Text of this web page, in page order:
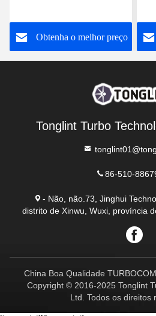
Obtenha o melhor preço
Tonglint Turbo
86-510-
- Não, não.73, Jinghui
distrito de Xinwu, Wuxi, província
China Boa Qualidade
Copyright © 2016-2025 Tonglint
Ltd. Todos os direitos